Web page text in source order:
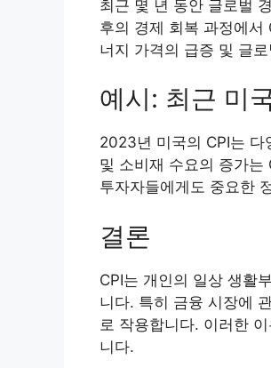
최근 몇 년 동안 글로벌
후의 경제 회복 과정에서
너지 가격의 급증 및 글
예시: 최근 미
2023년 미국의 CPI는 다
및 소비재 수요의 증가
투자자들에게도 중요한
결론
CPI는 개인의 일상 생활
니다. 특히 금융 시장에
로 작용합니다. 이러한
니다.